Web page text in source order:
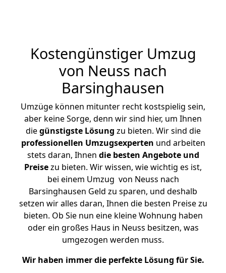
Kostengünstiger Umzug
von Neuss nach
Barsinghausen
Umzüge können mitunter recht kostspielig sein,
aber keine Sorge, denn wir sind hier, um Ihnen
diegünstigste Lösung zu bieten. Wir sind die
professionellen Umzugsexperten und arbeiten
stets daran, Ihnen die besten Angebote und
Preisezu bieten. Wir wissen, wie wichtig es ist,
bei einem Umzug von Neuss nach
Barsinghausen Geld zu sparen, und deshalb
setzen wir alles daran, Ihnen die besten Preise zu
bieten. Ob Sie nun eine kleine Wohnung haben
oder ein großes Haus in Neuss besitzen, was
umgezogen werden muss.
Wir haben immer die perfekte Lösung für Sie.